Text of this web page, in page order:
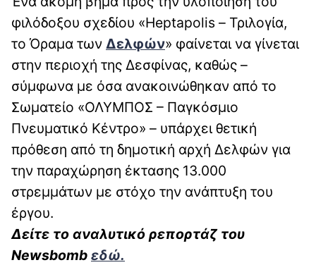
φιλόδοξου σχεδίου «Heptapolis – Τριλογία,
το Όραμα των Δελφών» φαίνεται να γίνεται
στην περιοχή της Δεσφίνας, καθώς –
σύμφωνα με όσα ανακοινώθηκαν από το
Σωματείο «ΟΛΥΜΠΟΣ – Παγκόσμιο
Πνευματικό Κέντρο» – υπάρχει θετική
πρόθεση από τη δημοτική αρχή Δελφών για
την παραχώρηση έκτασης 13.000
στρεμμάτων με στόχο την ανάπτυξη του
έργου.
Δείτε το αναλυτικό ρεπορτάζ του
Newsbomb εδώ.